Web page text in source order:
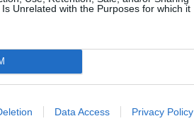
Unrelated with the Purposes for which it
Data Access Privacy Policy